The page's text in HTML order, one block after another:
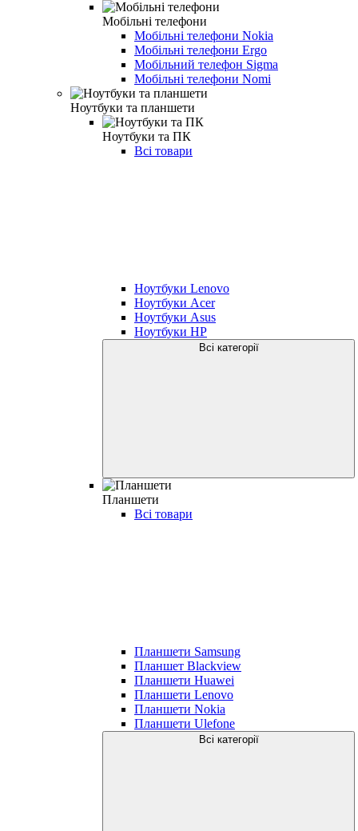
Мобільні телефони
Мобільні телефони Nokia
Мобільні телефони Ergo
Мобільний телефон Sigma
Мобільні телефони Nomi
Ноутбуки та планшети
Ноутбуки та ПК
Всі товари
Ноутбуки Lenovo
Ноутбуки Acer
Ноутбуки Asus
Ноутбуки HP
Всі категорії
Планшети
Всі товари
Планшети Samsung
Планшет Blackview
Планшети Huawei
Планшети Lenovo
Планшети Nokia
Планшети Ulefone
Всі категорії